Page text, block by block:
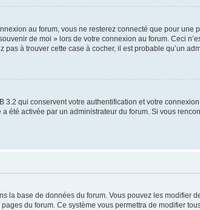
au forum, vous ne resterez connecté que pour
de moi » lors de votre connexion au forum. Ceci
à trouver cette case à cocher, il est probable qu’un
qui conservent votre authentification et votre
été activée par un administrateur du forum. Si vous
la base de données du forum. Vous pouvez les modifier
du forum. Ce système vous permettra de modifier